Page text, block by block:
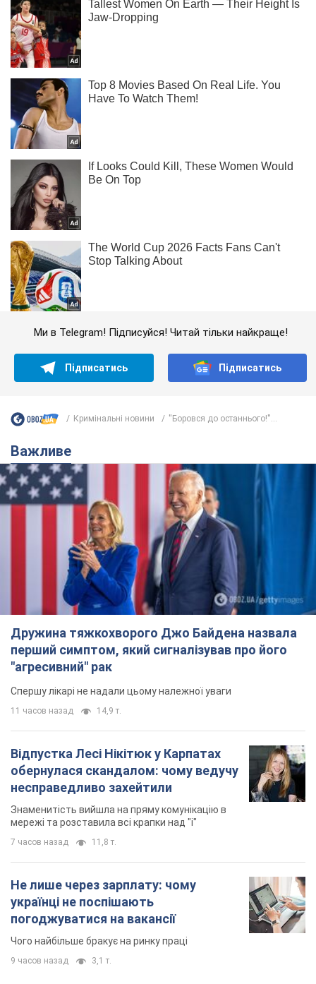
Ми в Telegram! Підписуйся! Читай тільки найкраще!
Підписатись Підписатись
Кримінальні новини ''Боровся до останнього!''...
Важливе
Дружина тяжкохворого Джо Байдена назвала
перший симптом, який сигналізував про його
"агресивний" рак
Спершу лікарі не надали цьому належної уваги
11 часов назад 14,9 т.
Відпустка Лесі Нікітюк у Карпатах
обернулася скандалом: чому ведучу
несправедливо захейтили
Знаменитість вийшла на пряму комунікацію в
мережі та розставила всі крапки над "і"
7 часов назад 11,8 т.
Не лише через зарплату: чому
українці не поспішають
погоджуватися на вакансії
Чого найбільше бракує на ринку праці
9 часов назад 3,1 т.